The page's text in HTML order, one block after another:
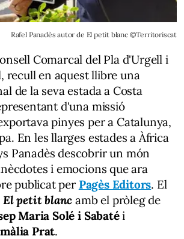
Rafel Panadès autor de El petit blanc ©Territoriscat
Comarcal del Pla d'Urgell i
recull en aquest llibre una
de la seva estada a Costa
d'una missió
pinyes per a Catalunya,
En les llarges estades a Àfrica
Panadès descobrir un món
i emocions que ara
publicat per Pagès Editors. El
El petit blancamb el pròleg de
Maria Solé i Sabatéi
Prat.